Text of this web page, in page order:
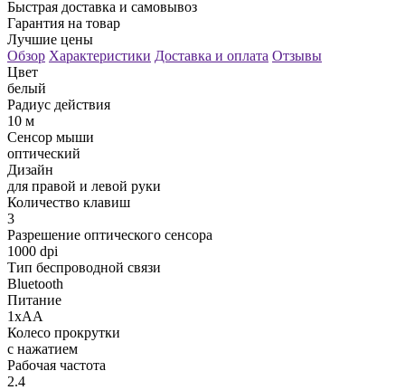
Быстрая доставка и самовывоз
Гарантия на товар
Лучшие цены
Обзор Характеристики Доставка и оплата Отзывы
Цвет
белый
Радиус действия
10 м
Сенсор мыши
оптический
Дизайн
для правой и левой руки
Количество клавиш
3
Разрешение оптического сенсора
1000 dpi
Тип беспроводной связи
Bluetooth
Питание
1xAA
Колесо прокрутки
с нажатием
Рабочая частота
2.4